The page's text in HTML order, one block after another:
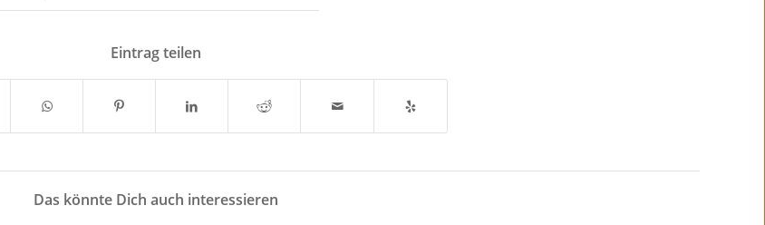
Eintrag teilen
Das könnte Dich auch interessieren